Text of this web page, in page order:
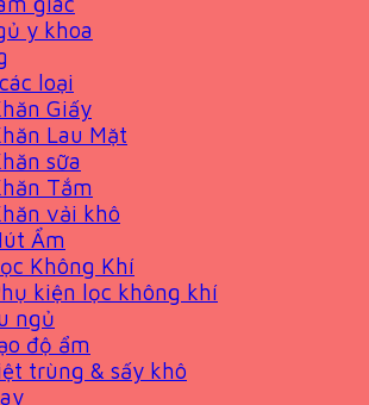
y khoa
loại
Giấy
Lau Mặt
sữa
Tắm
vải khô
Ẩm
Không Khí
kiện lọc không khí
ngủ
độ ẩm
trùng & sấy khô